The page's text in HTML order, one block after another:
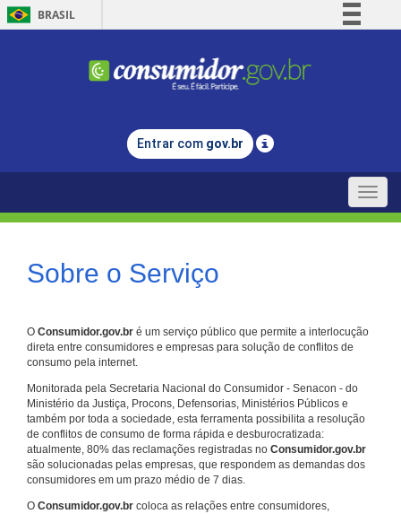
BRASIL
Comunica BR
Legislação
Entrar com gov.br
Toggle
Sobre o Serviço
O Consumidor.gov.br é um serviço público que permite a interlocução
direta entre consumidores e empresas para solução de conflitos de
consumo pela internet.
Monitorada pela Secretaria Nacional do Consumidor - Senacon - do
Ministério da Justiça, Procons, Defensorias, Ministérios Públicos e
também por toda a sociedade, esta ferramenta possibilita a resolução
de conflitos de consumo de forma rápida e desburocratizada:
atualmente, 80% das reclamações registradas no Consumidor.gov.br
são solucionadas pelas empresas, que respondem as demandas dos
consumidores em um prazo médio de 7 dias.
O Consumidor.gov.br coloca as relações entre consumidores,